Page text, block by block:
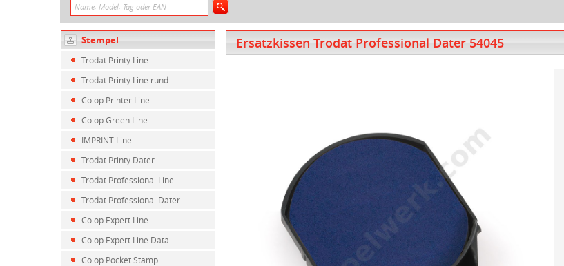
Stempel
Trodat Printy Line
Trodat Printy Line rund
Colop Printer Line
Colop Green Line
IMPRINT Line
Trodat Printy Dater
Trodat Professional Line
Trodat Professional Dater
Colop Expert Line
Colop Expert Line Data
Colop Pocket Stamp
Ersatzkissen Trodat Professional Dater 54045